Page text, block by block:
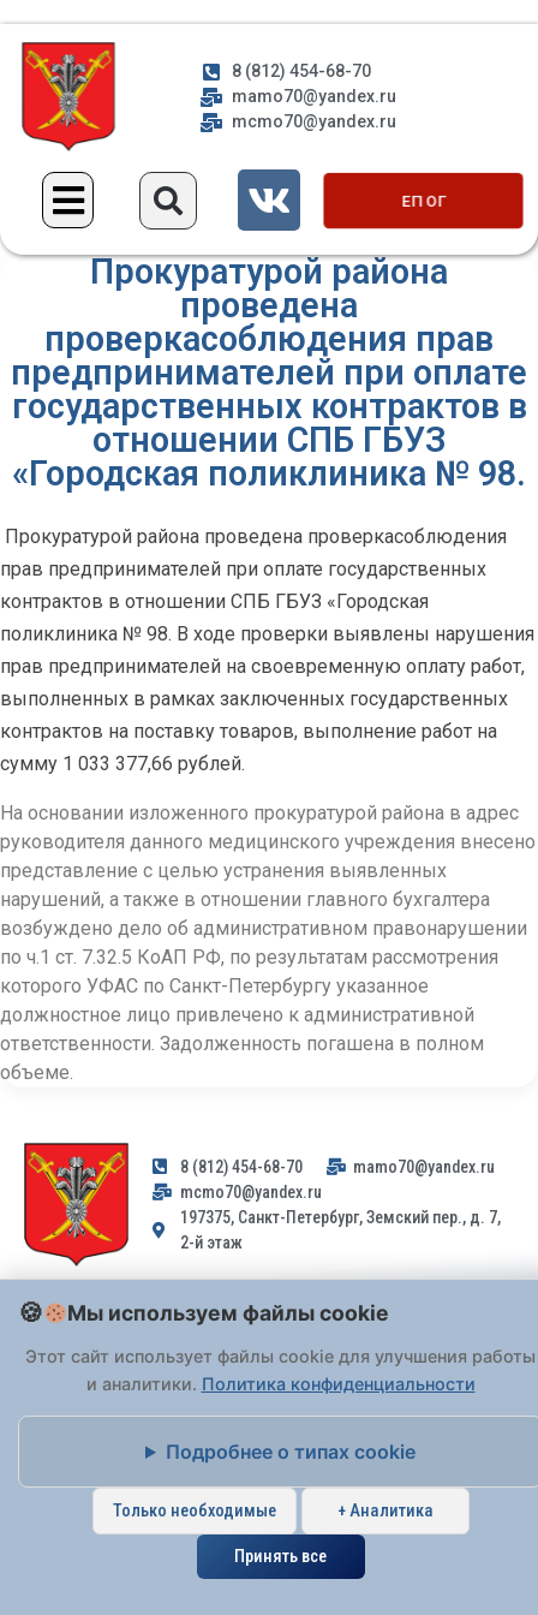
8 (812) 454-68-70
mamo70@yandex.ru
mcmo70@yandex.ru
ЕП ОГ
Прокуратурой района
проведена
проверкасоблюдения прав
предпринимателей при оплате
государственных контрактов в
отношении СПБ ГБУЗ
«Городская поликлиника № 98.
Прокуратурой района проведена проверкасоблюдения
прав предпринимателей при оплате государственных
контрактов в отношении СПБ ГБУЗ «Городская
поликлиника № 98. В ходе проверки выявлены нарушения
прав предпринимателей на своевременную оплату работ,
выполненных в рамках заключенных государственных
контрактов на поставку товаров, выполнение работ на
сумму 1 033 377,66 рублей.
На основании изложенного прокуратурой района в адрес
руководителя данного медицинского учреждения внесено
представление с целью устранения выявленных
нарушений, а также в отношении главного бухгалтера
возбуждено дело об административном правонарушении
по ч.1 ст. 7.32.5 КоАП РФ, по результатам рассмотрения
которого УФАС по Санкт-Петербургу указанное
должностное лицо привлечено к административной
ответственности. Задолженность погашена в полном
объеме.
8 (812) 454-68-70
mamo70@yandex.ru
mcmo70@yandex.ru
197375, Санкт-Петербург, Земский пер., д. 7,
2-й этаж
Заявления и обращения граждан и организаций, поступившие на
адрес email, не могут быть рассмотрены на основании
Федерального закона от 02.05.2006 № 59-ФЗ. Обращения
принимаются только: по почте, черезпортал «Госуслуги» (ЕПГУ)
Мы используем файлы cookie
Этот сайт использует файлы cookie для улучшения работы
и аналитики. Политика конфиденциальности
Подробнее о типах cookie
Только необходимые + Аналитика
Принять все